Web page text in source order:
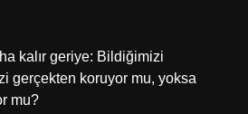
kalır geriye: Bildiğimizi
gerçekten koruyor mu, yoksa
mu?